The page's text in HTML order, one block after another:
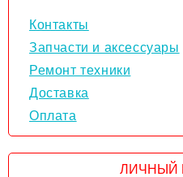
Контакты
Запчасти и аксессуары
Ремонт техники
Доставка
Оплата
ЛИЧНЫЙ